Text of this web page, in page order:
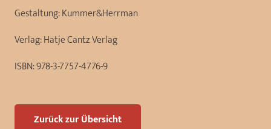
Gestaltung:Kummer&Herrman
Verlag:Hatje Cantz Verlag
ISBN:978-3-7757-4776-9
Zurück zur Übersicht